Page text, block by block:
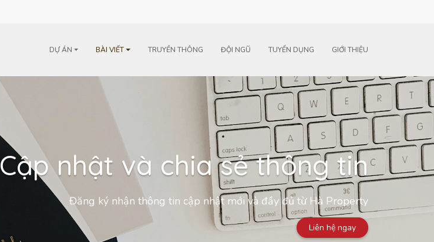
DỰ ÁN BÀI VIẾT TRUYỀN THÔNG ĐỘI NGŨ TUYỂN DỤNG GIỚI THIỆU
Cập nhật và chia sẻ thông tin
Đăng ký nhận thông tin cập nhật mới và đầy đủ từ Hà Property
Liên hệ ngay